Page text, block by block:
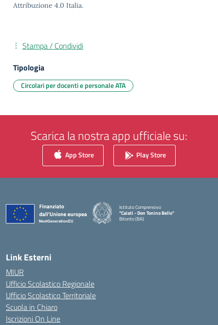
Attribuzione 4.0 Italia.
Stampa / Condividi
Tipologia
Circolari per docenti e personale ATA
Scarica la nostra app ufficiale su:
App Store Play Store
Istituto Comprensivo
"Caiati - Don Tonino Bello"
Bitonto (BA)
Link Esterni
MIUR
Ufficio Scolastico Regionale
Ufficio Scolastico Territoriale
Scuola in Chiaro
Iscrizioni On Line